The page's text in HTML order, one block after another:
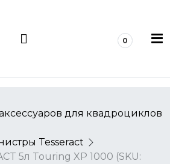
0
0
для квадроциклов
Tesseract
5л Touring XP 1000 (SKU: